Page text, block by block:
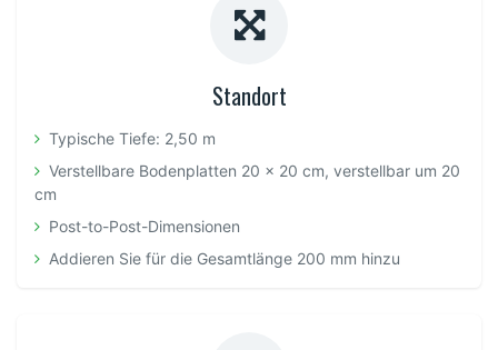
Standort
Typische Tiefe: 2,50 m
Verstellbare Bodenplatten 20 x 20 cm, verstellbar um 20
cm
Post-to-Post-Dimensionen
Addieren Sie für die Gesamtlänge 200 mm hinzu